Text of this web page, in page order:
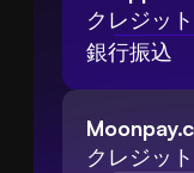
クレジッ
銀行振込
クレジッ